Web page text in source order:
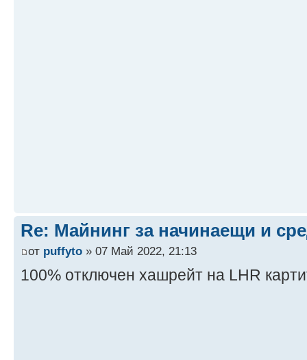
Re: Майнинг за начинаещи и
от puffyto » 07 Май 2022, 21:13
100% отключен хашрейт на LHR